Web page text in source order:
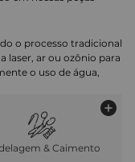
o processo tradicional
laser, ar ou ozônio para
o uso de água,
& Caimento